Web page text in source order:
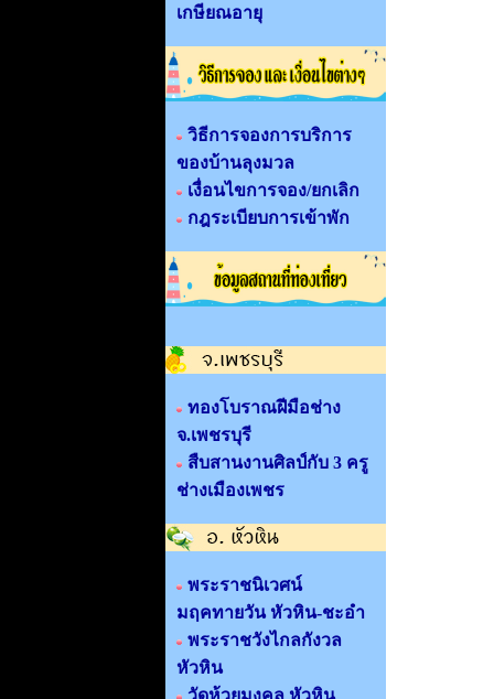
เกษียณอายุ
วิธีการจองการบริการ
ของบ้านลุงมวล
เงื่อนไขการจอง/ยกเลิก
กฎระเบียบการเข้าพัก
ทองโบราณฝีมือช่าง
จ.เพชรบุรี
สืบสานงานศิลป์กับ 3 ครู
ช่างเมืองเพชร
พระราชนิเวศน์
มฤคทายวัน หัวหิน-ชะอำ
พระราชวังไกลกังวล
หัวหิน
วัดห้วยมงคล หัวหิน